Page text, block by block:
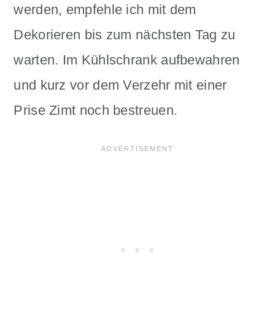
werden, empfehle ich mit dem
Dekorieren bis zum nächsten Tag zu
warten. Im Kühlschrank aufbewahren
und kurz vor dem Verzehr mit einer
Prise Zimt noch bestreuen.